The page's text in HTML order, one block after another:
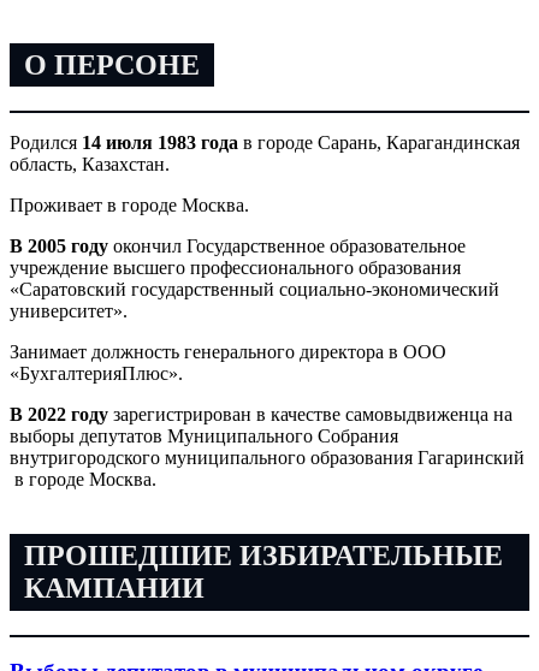
О ПЕРСОНЕ
Родился 14 июля 1983 года в городе Сарань, Карагандинская
область, Казахстан.
Проживает в городе Москва.
В 2005 году окончил Государственное образовательное
учреждение высшего профессионального образования
«Саратовский государственный социально-экономический
университет».
Занимает должность генерального директора в ООО
«БухгалтерияПлюс».
В 2022 году зарегистрирован в качестве самовыдвиженца на
выборы депутатов Муниципального Собрания
внутригородского муниципального образования Гагаринский
в городе Москва.
ПРОШЕДШИЕ ИЗБИРАТЕЛЬНЫЕ
КАМПАНИИ